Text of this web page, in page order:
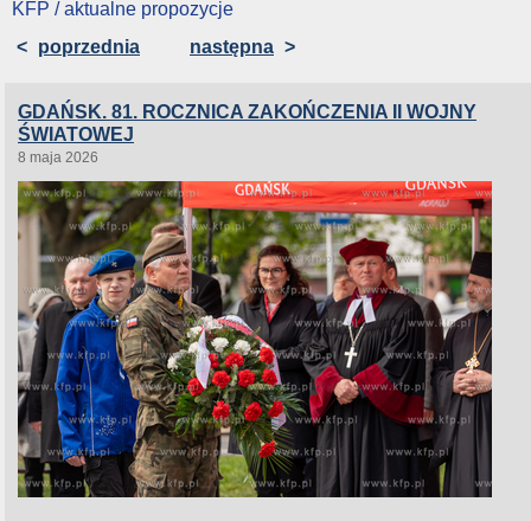
KFP / aktualne propozycje
< poprzednia następna >
GDAŃSK. 81. ROCZNICA ZAKOŃCZENIA II WOJNY
ŚWIATOWEJ
8 maja 2026